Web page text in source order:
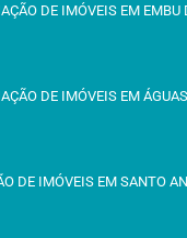
DE IMÓVEIS EM EMBU
DE IMÓVEIS EM
DE IMÓVEIS EM SANTO